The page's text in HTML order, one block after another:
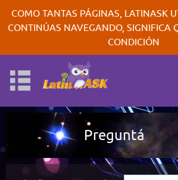
COMO TANTAS PÁGINAS, LATINASK
CONTINÚAS NAVEGANDO, SIGNIFICA
CONDICIÓN
Preguntá